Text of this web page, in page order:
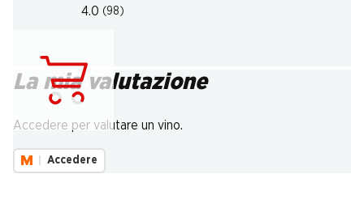
4.0 (98)
La mia valutazione
Accedere per valutare un vino.
Accedere